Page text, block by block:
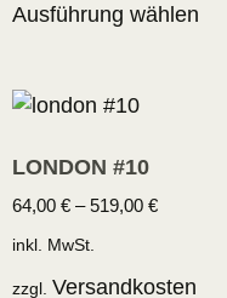
Ausführung wählen
LONDON #10
64,00 € –519,00 €
inkl. MwSt.
zzgl. Versandkosten